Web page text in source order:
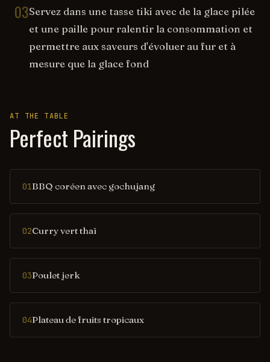
03Servez dans une tasse tiki avec de la glace pilée
et une paille pour ralentir la consommation et
permettre aux saveurs d'évoluer au fur et à
mesure que la glace fond
AT THE TABLE
Perfect Pairings
01BBQ coréen avec gochujang
02Curry vert thaï
03Poulet jerk
04Plateau de fruits tropicaux